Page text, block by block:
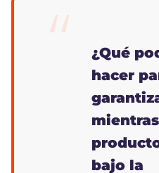
¿Qué
hacer
bajo la